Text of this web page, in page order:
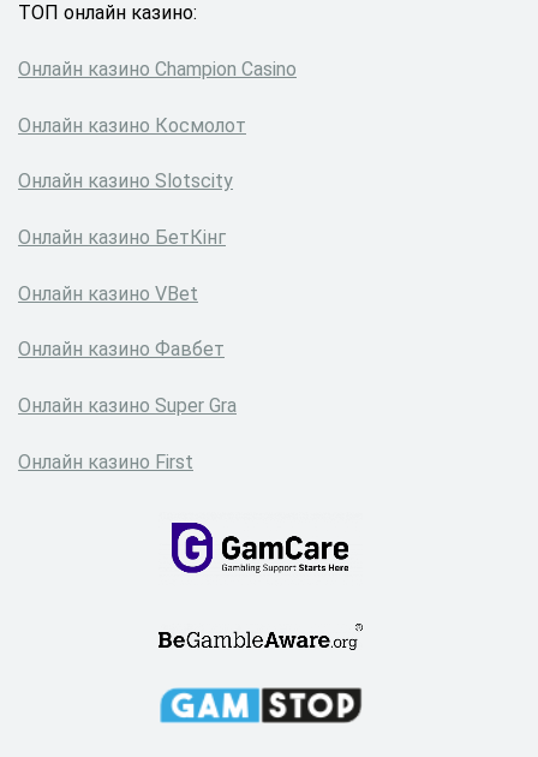
ТОП онлайн казино:
Онлайн казино Сhampion Сasino
Онлайн казино Космолот
Онлайн казино Slotscity
Онлайн казино БетКінг
Онлайн казино VBet
Онлайн казино Фавбет
Онлайн казино Super Gra
Онлайн казино First